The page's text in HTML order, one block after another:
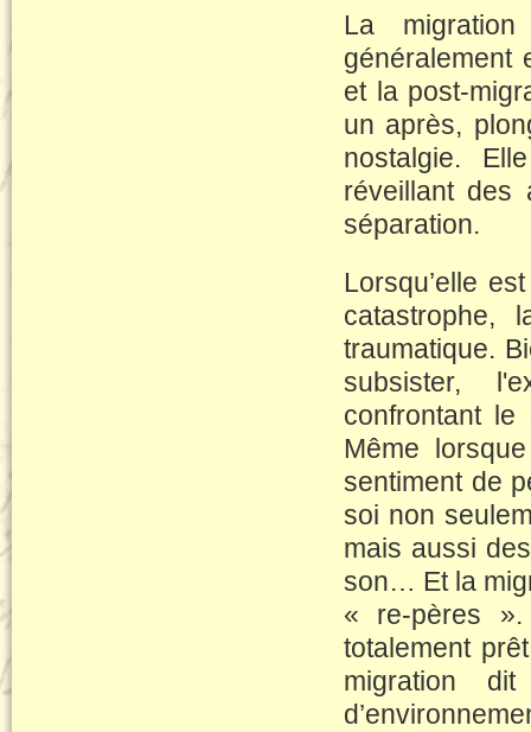
La
généralement
et la post-
un après,
nostalgie.
réveillant des
séparation.
Lorsqu’elle
catastrophe,
traumatique.
subsister,
confrontant
Même
sentiment de
soi non
mais aussi
son… Et la
« re-pères
totalement
migration